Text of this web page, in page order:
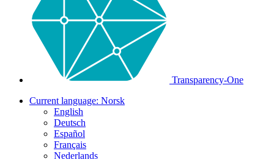
Transparency-One
Current language: Norsk
English
Deutsch
Español
Français
Nederlands